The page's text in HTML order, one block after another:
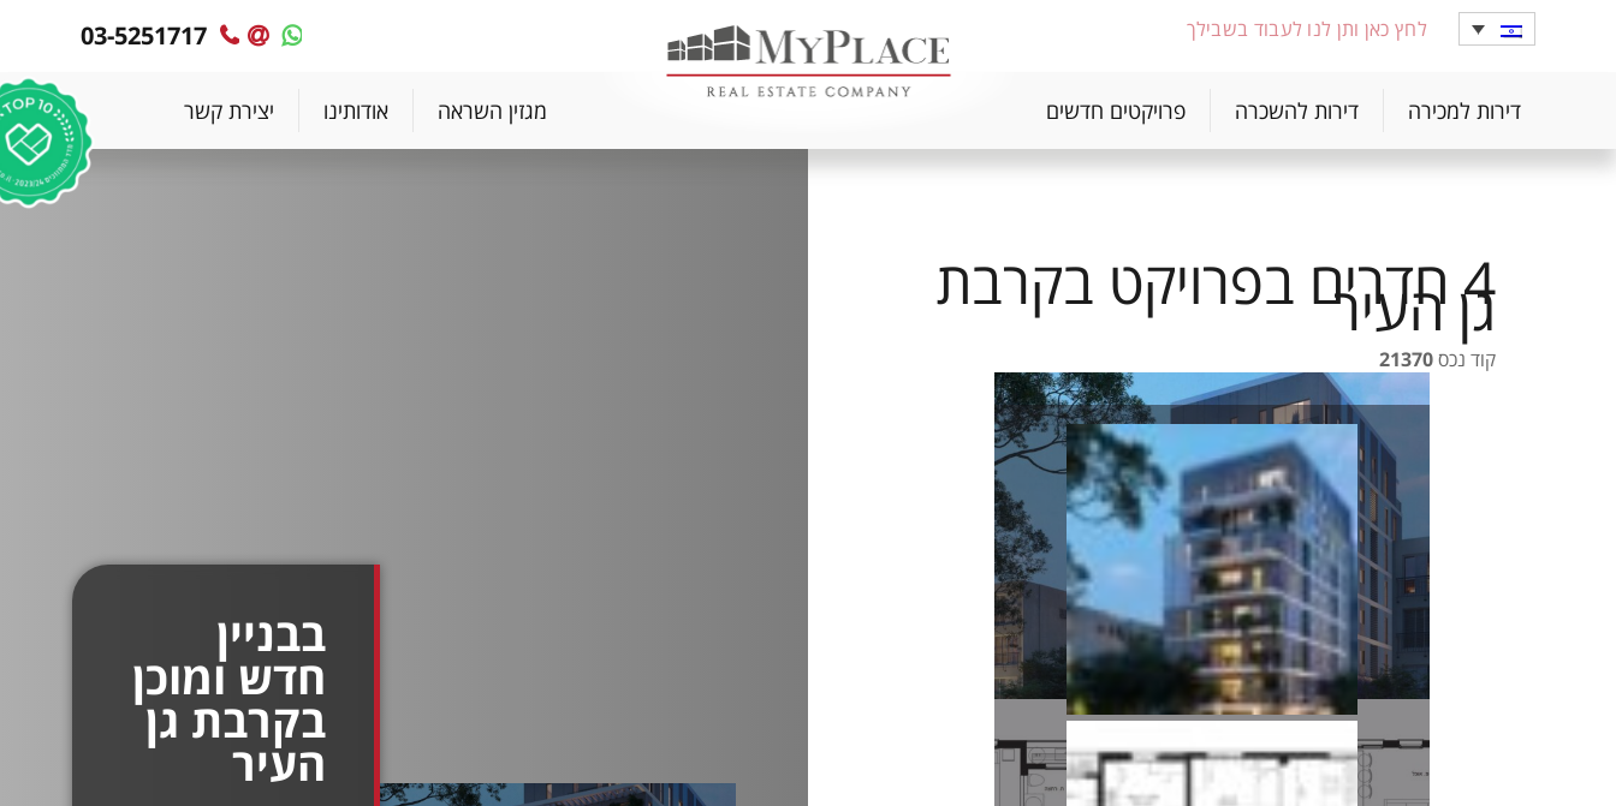
לחץ כאן ותן לנו לעבוד בשבילך
MyPlace
MyPlace
עימנו
קשר
03-5251717
דירות למכירה דירות להשכרה פרויקטים חדשים מגזין השראה אודותינו יצירת קשר
4 חדרים בפרויקט בקרבת
גן העיר
קוד נכס21370
בבניין
חדש ומוכן
בקרבת גן
העיר